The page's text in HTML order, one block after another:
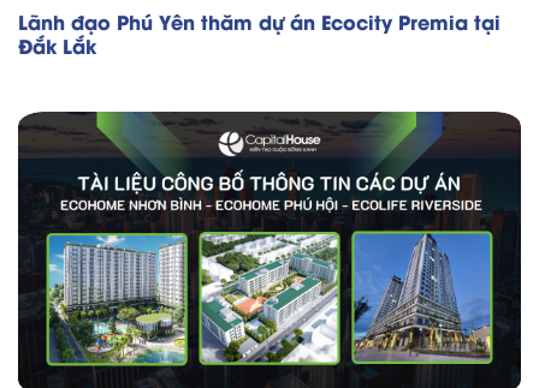
Lãnh đạo Phú Yên thăm dự án Ecocity Premia tại
Đắk Lắk